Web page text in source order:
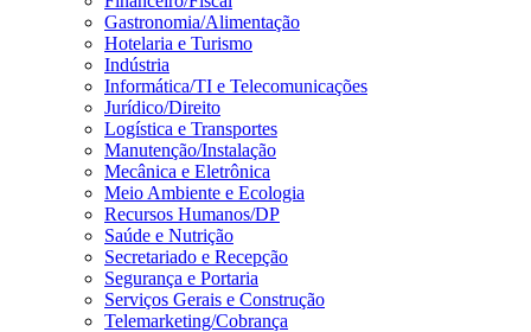
Gastronomia/Alimentação
Hotelaria e Turismo
Indústria
Informática/TI e Telecomunicações
Jurídico/Direito
Logística e Transportes
Manutenção/Instalação
Mecânica e Eletrônica
Meio Ambiente e Ecologia
Recursos Humanos/DP
Saúde e Nutrição
Secretariado e Recepção
Segurança e Portaria
Serviços Gerais e Construção
Telemarketing/Cobrança